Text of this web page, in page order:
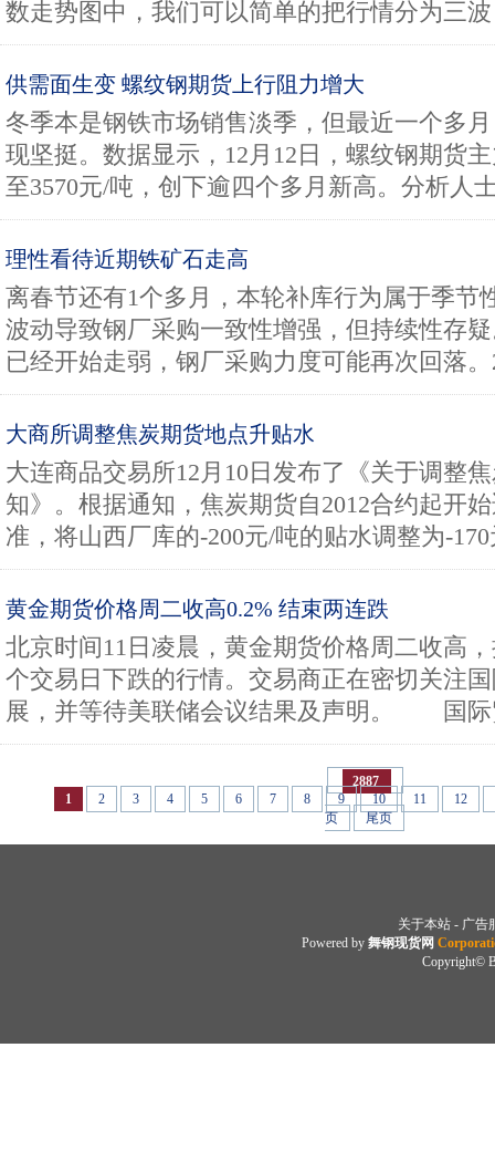
数走势图中，我们可以简单的把行情分为三
供需面生变 螺纹钢期货上行阻力增大
冬季本是钢铁市场销售淡季，但最近一个多
现坚挺。数据显示，12月12日，螺纹钢期货
至3570元/吨，创下逾四个多月新高。分析人
理性看待近期铁矿石走高
离春节还有1个多月，本轮补库行为属于季节
波动导致钢厂采购一致性增强，但持续性存
已经开始走弱，钢厂采购力度可能再次回落。
大商所调整焦炭期货地点升贴水
大连商品交易所12月10日发布了《关于调整
知》。根据通知，焦炭期货自2012合约起开
准，将山西厂库的-200元/吨的贴水调整为-
黄金期货价格周二收高0.2% 结束两连跌
北京时间11日凌晨，黄金期货价格周二收高
个交易日下跌的行情。交易商正在密切关注
展，并等待美联储会议结果及声明。 国际
2887
1
2 3 4 5 6 7 8 9 10 11
12
页
尾页
关于本站 - 广告
Powered by 舞钢现货网
Copyright©